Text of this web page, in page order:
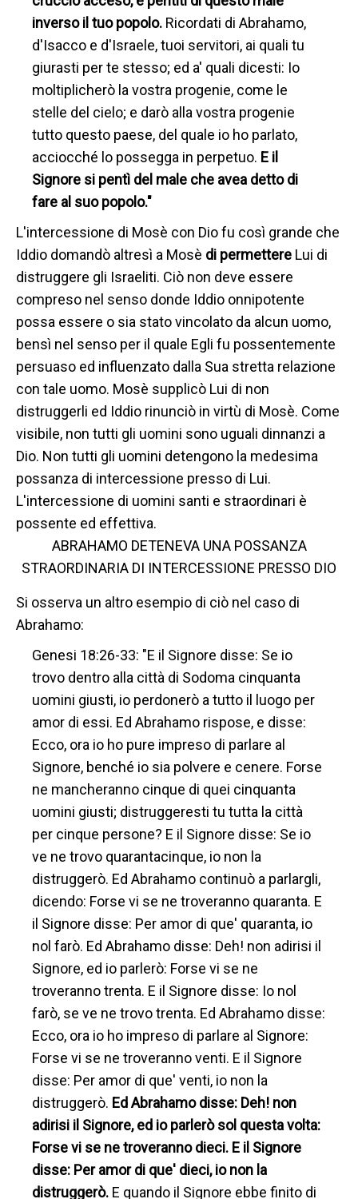
inverso il tuo popolo. Ricordati di Abrahamo,
d'Isacco e d'Israele, tuoi servitori, ai quali tu
giurasti per te stesso; ed a' quali dicesti: Io
moltiplicherò la vostra progenie, come le
stelle del cielo; e darò alla vostra progenie
tutto questo paese, del quale io ho parlato,
acciocché lo possegga in perpetuo. E il
Signore si pentì del male che avea detto di
fare al suo popolo."
L'intercessione di Mosè con Dio fu così grande che
Iddio domandò altresì a Mosè di permettere Lui di
distruggere gli Israeliti. Ciò non deve essere
compreso nel senso donde Iddio onnipotente
possa essere o sia stato vincolato da alcun uomo,
bensì nel senso per il quale Egli fu possentemente
persuaso ed influenzato dalla Sua stretta relazione
con tale uomo. Mosè supplicò Lui di non
distruggerli ed Iddio rinunciò in virtù di Mosè. Come
visibile, non tutti gli uomini sono uguali dinnanzi a
Dio. Non tutti gli uomini detengono la medesima
possanza di intercessione presso di Lui.
L'intercessione di uomini santi e straordinari è
possente ed effettiva.
ABRAHAMO DETENEVA UNA POSSANZA
STRAORDINARIA DI INTERCESSIONE PRESSO DIO
Si osserva un altro esempio di ciò nel caso di
Abrahamo:
Genesi 18:26-33: "E il Signore disse: Se io
trovo dentro alla città di Sodoma cinquanta
uomini giusti, io perdonerò a tutto il luogo per
amor di essi. Ed Abrahamo rispose, e disse:
Ecco, ora io ho pure impreso di parlare al
Signore, benché io sia polvere e cenere. Forse
ne mancheranno cinque di quei cinquanta
uomini giusti; distruggeresti tu tutta la città
per cinque persone? E il Signore disse: Se io
ve ne trovo quarantacinque, io non la
distruggerò. Ed Abrahamo continuò a parlargli,
dicendo: Forse vi se ne troveranno quaranta. E
il Signore disse: Per amor di que' quaranta, io
nol farò. Ed Abrahamo disse: Deh! non adirisi il
Signore, ed io parlerò: Forse vi se ne
troveranno trenta. E il Signore disse: Io nol
farò, se ve ne trovo trenta. Ed Abrahamo disse:
Ecco, ora io ho impreso di parlare al Signore:
Forse vi se ne troveranno venti. E il Signore
disse: Per amor di que' venti, io non la
distruggerò. Ed Abrahamo disse: Deh! non
adirisi il Signore, ed io parlerò sol questa volta:
Forse vi se ne troveranno dieci. E il Signore
disse: Per amor di que' dieci, io non la
distruggerò. E quando il Signore ebbe finito di